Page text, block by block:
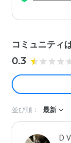
コミュニティ
0.3
並び順： 最新
D V